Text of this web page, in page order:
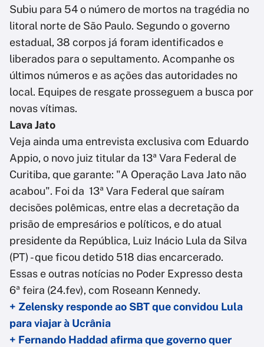
Subiu para 54 o número de mortos na tragédia no
litoral norte de São Paulo. Segundo o governo
estadual, 38 corpos já foram identificados e
liberados para o sepultamento. Acompanhe os
últimos números e as ações das autoridades no
local. Equipes de resgate prosseguem a busca por
novas vítimas.
Lava Jato
Veja ainda uma entrevista exclusiva com Eduardo
Appio, o novo juiz titular da 13ª Vara Federal de
Curitiba, que garante: "A Operação Lava Jato não
acabou". Foi da 13ª Vara Federal que saíram
decisões polêmicas, entre elas a decretação da
prisão de empresários e políticos, e do atual
presidente da República, Luiz Inácio Lula da Silva
(PT) - que ficou detido 518 dias encarcerado.
Essas e outras notícias no Poder Expresso desta
6ª feira (24.fev), com Roseann Kennedy.
+ Zelensky responde ao SBT que convidou Lula
para viajar à Ucrânia
+ Fernando Haddad afirma que governo quer